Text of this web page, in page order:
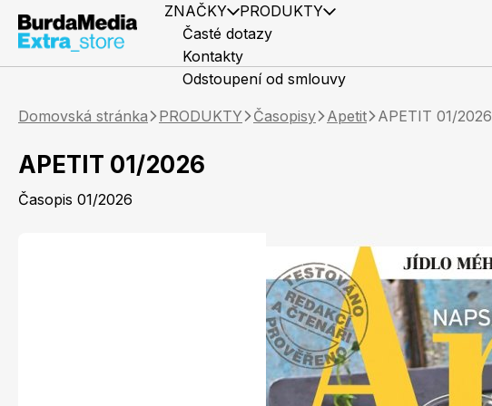
ZNAČKY PRODUKTY
Marianne
Knihy
Časté dotazy
Kontakty
Odstoupení od smlouvy
Domovská stránka PRODUKTY Časopisy Apetit APETIT 01/2026
APETIT 01/2026
Časopis 01/2026